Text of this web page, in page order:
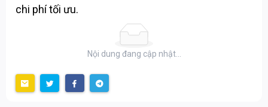
chi phí tối ưu.
Nội dung đang cập nhật...